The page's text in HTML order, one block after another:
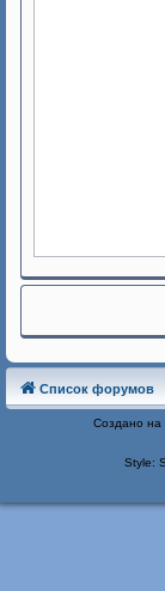
Список форумов
Создано на
Style: